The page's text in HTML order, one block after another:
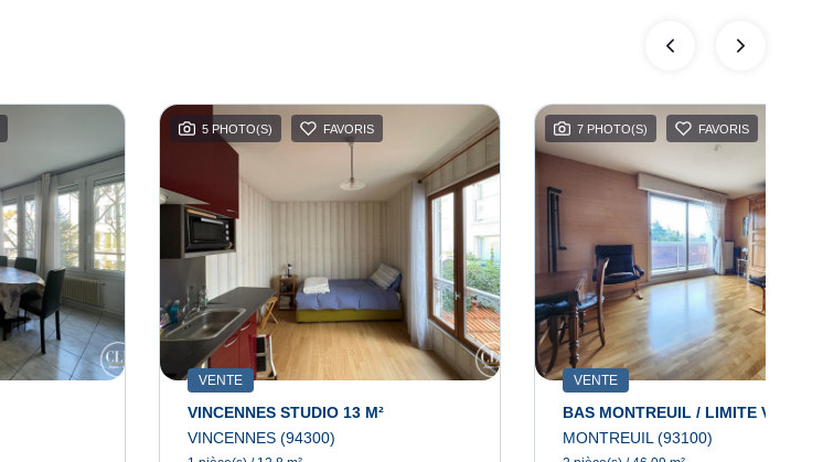
5 PHOTO(S) FAVORIS
VENTE
VINCENNES STUDIO 13 M²
VINCENNES (94300)
7 PHOTO(S) FAVORIS
VENTE
MONTREUIL (93100)